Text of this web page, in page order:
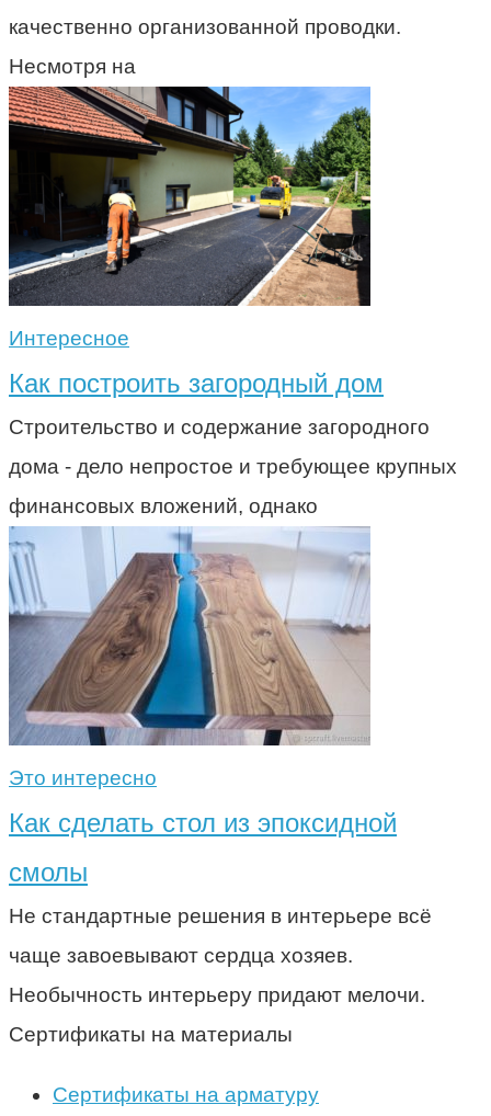
качественно организованной проводки.
Несмотря на
Интересное
Как построить загородный дом
Строительство и содержание загородного
дома - дело непростое и требующее крупных
финансовых вложений, однако
Это интересно
Как сделать стол из эпоксидной
смолы
Не стандартные решения в интерьере всё
чаще завоевывают сердца хозяев.
Необычность интерьеру придают мелочи.
Сертификаты на материалы
Сертификаты на арматуру